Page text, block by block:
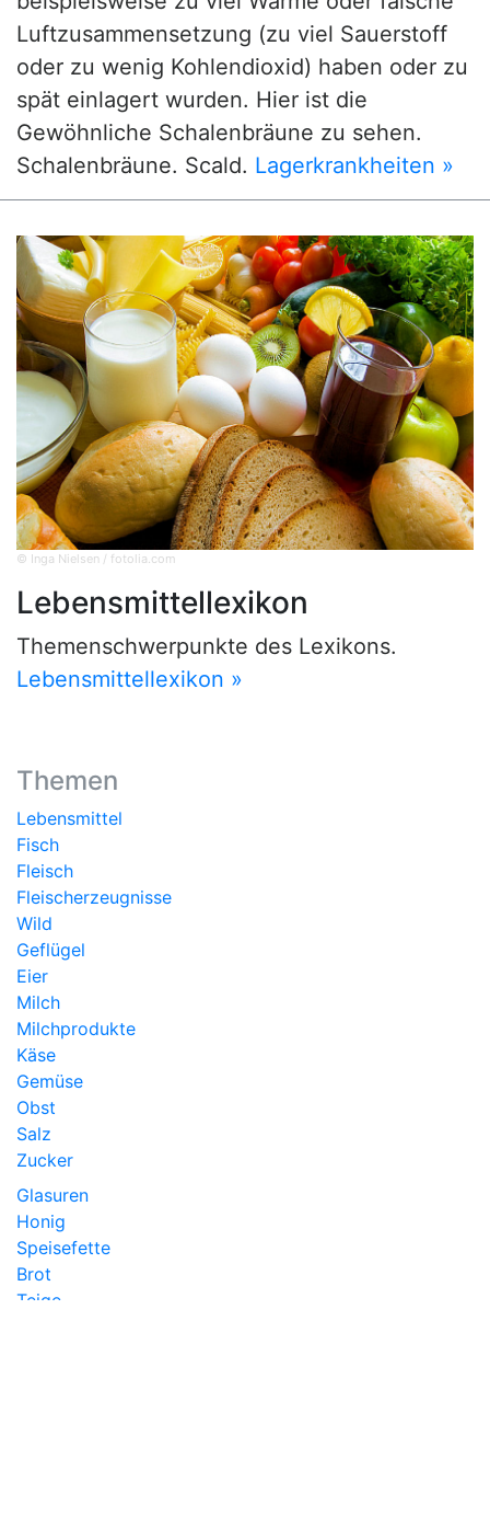
Luftzusammensetzung (zu viel Sauerstoff
oder zu wenig Kohlendioxid) haben oder zu
spät einlagert wurden. Hier ist die
Gewöhnliche Schalenbräune zu sehen.
Schalenbräune. Scald. Lagerkrankheiten »
© Inga Nielsen / fotolia.com
Lebensmittellexikon
Themenschwerpunkte des Lexikons.
Lebensmittellexikon »
Themen
Lebensmittel
Fisch
Fleisch
Fleischerzeugnisse
Wild
Geflügel
Eier
Milch
Milchprodukte
Käse
Gemüse
Obst
Salz
Zucker
Glasuren
Honig
Speisefette
Brot
Teige